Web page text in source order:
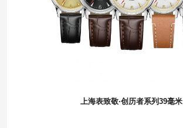
上海表致敬·创历者系列39毫米